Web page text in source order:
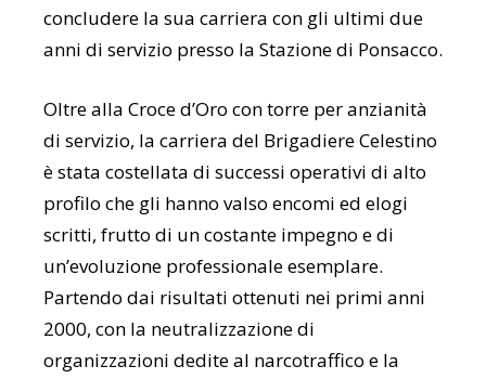
concludere la sua carriera con gli ultimi due
anni di servizio presso la Stazione di Ponsacco.
Oltre alla Croce d’Oro con torre per anzianità
di servizio, la carriera del Brigadiere Celestino
è stata costellata di successi operativi di alto
profilo che gli hanno valso encomi ed elogi
scritti, frutto di un costante impegno e di
un’evoluzione professionale esemplare.
Partendo dai risultati ottenuti nei primi anni
2000, con la neutralizzazione di
organizzazioni dedite al narcotraffico e la